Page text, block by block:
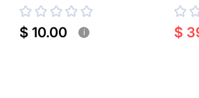
$ 10.00 i $